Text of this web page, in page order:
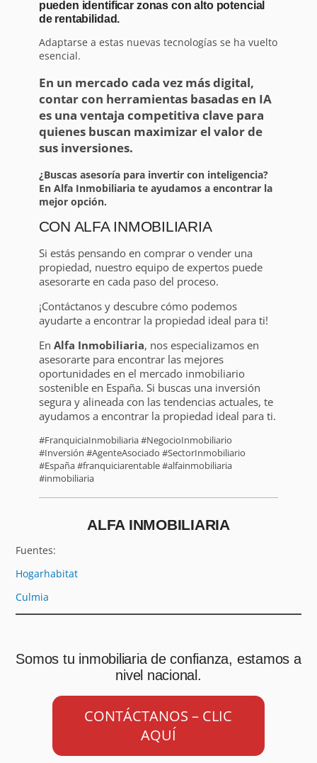
pueden identificar zonas con alto potencial
de rentabilidad.
Adaptarse a estas nuevas tecnologías se ha vuelto
esencial.
En un mercado cada vez más digital,
contar con herramientas basadas en IA
es una ventaja competitiva clave para
quienes buscan maximizar el valor de
sus inversiones.
¿Buscas asesoría para invertir con inteligencia?
En Alfa Inmobiliaria te ayudamos a encontrar la
mejor opción.
CON ALFA INMOBILIARIA
Si estás pensando en comprar o vender una
propiedad, nuestro equipo de expertos puede
asesorarte en cada paso del proceso.
¡Contáctanos y descubre cómo podemos
ayudarte a encontrar la propiedad ideal para ti!
En Alfa Inmobiliaria, nos especializamos en
asesorarte para encontrar las mejores
oportunidades en el mercado inmobiliario
sostenible en España. Si buscas una inversión
segura y alineada con las tendencias actuales, te
ayudamos a encontrar la propiedad ideal para ti.
#FranquiciaInmobiliaria #NegocioInmobiliario
#Inversión #AgenteAsociado #SectorInmobiliario
#España #franquiciarentable #alfainmobiliaria
#inmobiliaria
ALFA INMOBILIARIA
Fuentes:
Hogarhabitat
Culmia
Somos tu inmobiliaria de confianza, estamos a
nivel nacional.
CONTÁCTANOS – CLIC
AQUÍ